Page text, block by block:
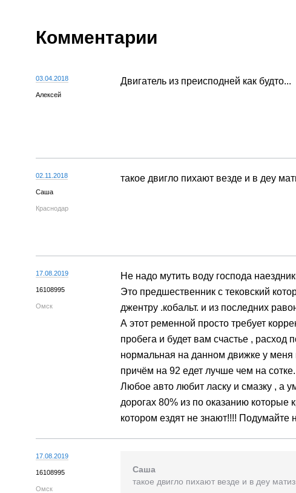
Комментарии
03.04.2018
Алексей
Двигатель из преисподней как будто...
02.11.2018
Саша
Краснодар
такое двигло пихают везде и в деу
17.08.2019
16108995
Омск
Не надо мутить воду господа
Это предшественник с тековский
джентру .кобальт. и из последних
А этот ременной просто требует
пробега и будет вам счастье , расход
нормальная на данном движке у меня
причём на 92 едет лучше чем на сотке.
Любое авто любит ласку и смазку , а
дорогах 80% из по оказанию
котором ездят не знают!!!! Подумайте
17.08.2019
16108995
Омск
Саша
такое двигло пихают везде и в деу